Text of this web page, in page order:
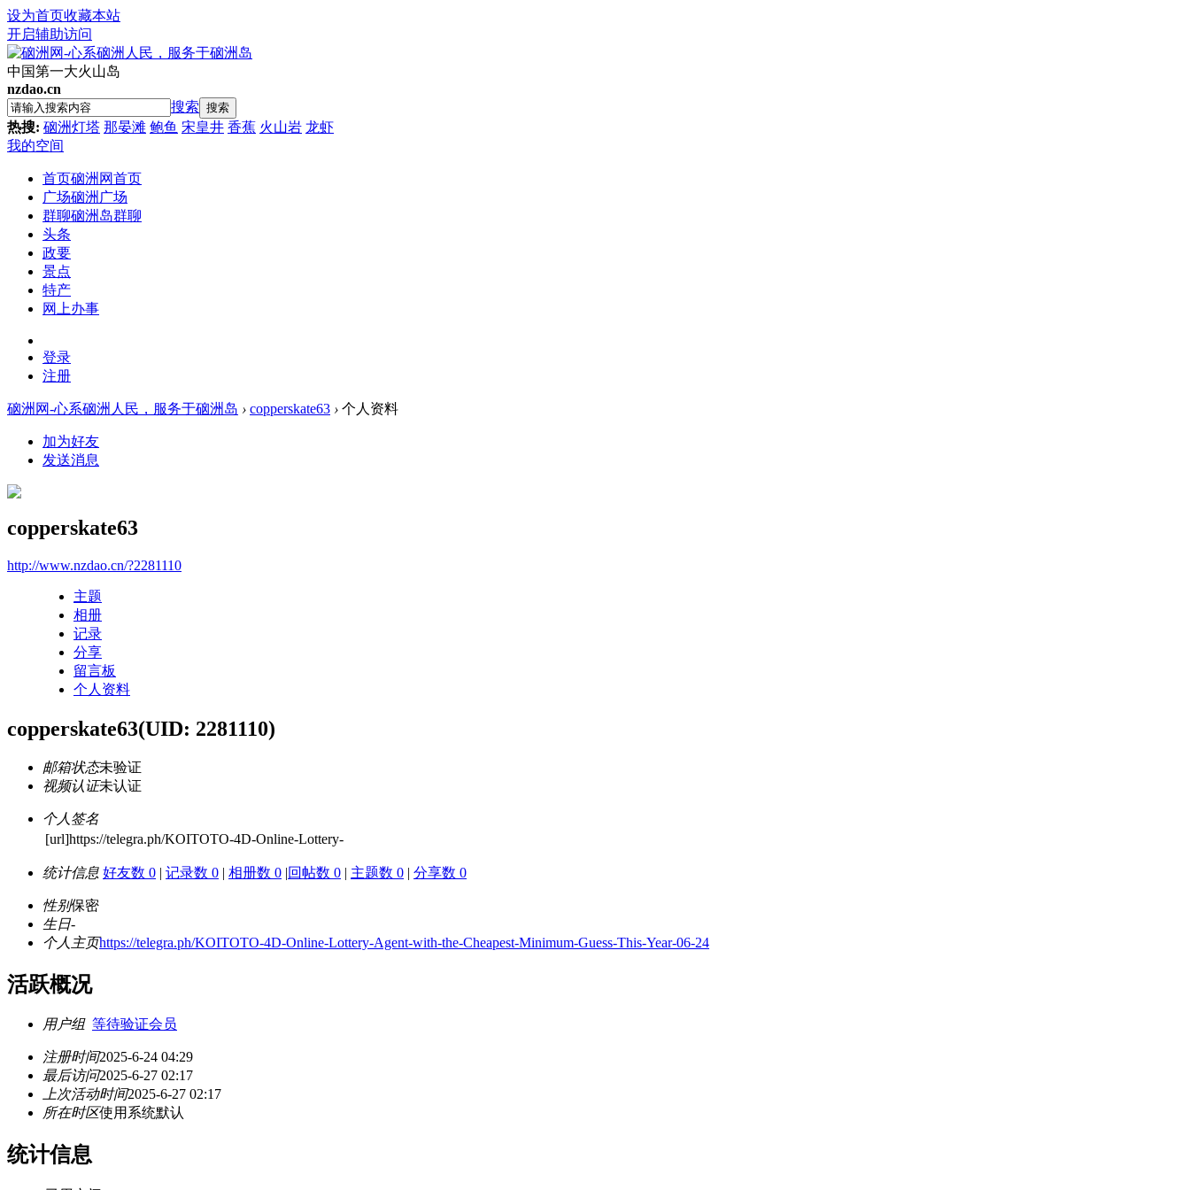
设为首页收藏本站
开启辅助访问
中国第一大火山岛
nzdao.cn
搜索 搜索
热搜: 硇洲灯塔 那晏滩 鲍鱼 宋皇井 香蕉 火山岩 龙虾
我的空间
首页硇洲网首页
广场硇洲广场
群聊硇洲岛群聊
头条
政要
景点
特产
网上办事
登录
注册
硇洲网-心系硇洲人民，服务于硇洲岛 › copperskate63 › 个人资料
加为好友
发送消息
copperskate63
http://www.nzdao.cn/?2281110
主题
相册
记录
分享
留言板
个人资料
copperskate63(UID: 2281110)
邮箱状态未验证
视频认证未认证
个人签名
[url]https://telegra.ph/KOITOTO-4D-Online-Lottery-
统计信息 好友数 0 | 记录数 0 | 相册数 0 |回帖数 0 | 主题数 0 | 分享数 0
性别保密
生日-
个人主页https://telegra.ph/KOITOTO-4D-Online-Lottery-Agent-with-the-Cheapest-Minimum-Guess-This-Year-06-24
活跃概况
用户组 等待验证会员
注册时间2025-6-24 04:29
最后访问2025-6-27 02:17
上次活动时间2025-6-27 02:17
所在时区使用系统默认
统计信息